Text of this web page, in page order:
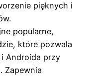
pięknych i
popularne,
które pozwala
Androida przy
Zapewnia